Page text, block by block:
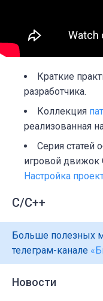
Краткие
разработчика.
Коллекция
реализованная
Серия статей
игровой движок
Настройка
C/C++
Больше полезных
телеграм-канале
Новости